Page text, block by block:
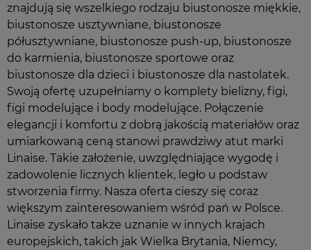
znajdują się wszelkiego rodzaju biustonosze miękkie,
biustonosze usztywniane, biustonosze
półusztywniane, biustonosze push-up, biustonosze
do karmienia, biustonosze sportowe oraz
biustonosze dla dzieci i biustonosze dla nastolatek.
Swoją ofertę uzupełniamy o komplety bielizny, figi,
figi modelujące i body modelujące. Połączenie
elegancji i komfortu z dobrą jakością materiałów oraz
umiarkowaną ceną stanowi prawdziwy atut marki
Linaise. Takie założenie, uwzględniające wygodę i
zadowolenie licznych klientek, legło u podstaw
stworzenia firmy. Nasza oferta cieszy się coraz
większym zainteresowaniem wśród pań w Polsce.
Linaise zyskało także uznanie w innych krajach
europejskich, takich jak Wielka Brytania, Niemcy,